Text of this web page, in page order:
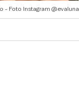
- Foto Instagram @evaluna